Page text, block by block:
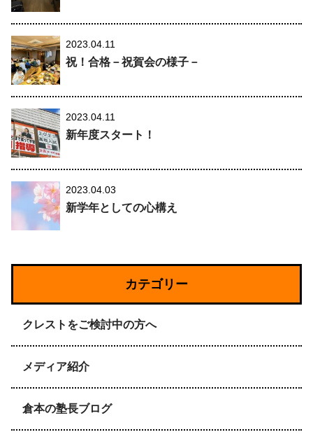
2023.04.11
祝！合格－祝賀会の様子－
2023.04.11
新年度スタート！
2023.04.03
新学年としての心構え
カテゴリー
クレストをご検討中の方へ
メディア紹介
倉本の塾長ブログ